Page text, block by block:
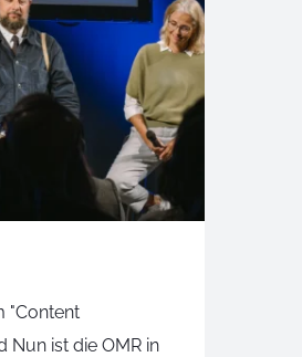
"Content
Nun ist die OMR in